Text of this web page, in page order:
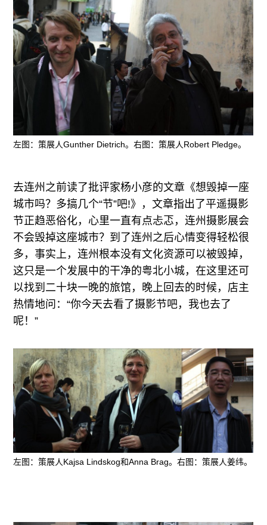
左图：策展人Gunther Dietrich。右图：策展人Robert Pledge。
去连州之前读了批评家杨小彦的文章《想毁掉一座
城市吗？多搞几个“节”吧!》，文章指出了平遥摄影
节正趋恶俗化，心里一直有点忐忑，连州摄影展会
不会毁掉这座城市？到了连州之后心情变得轻松很
多，事实上，连州根本没有文化资源可以被毁掉，
这只是一个发展中的干净的粤北小城，在这里还可
以找到二十块一晚的旅馆，晚上回去的时候，店主
热情地问：“你今天去看了摄影节吧，我也去了
呢！”
左图：策展人Kajsa Lindskog和Anna Brag。右图：策展人姜纬。